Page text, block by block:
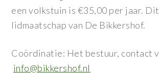
een volkstuin is €35,00 per jaar.
lidmaatschap van De Bikkershof.
Coördinatie: Het bestuur, contact
info@bikkershof.nl